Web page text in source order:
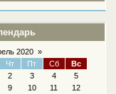
2020 »
Чт Пт Сб
Вс
2 3 4
5
9 10 11
12